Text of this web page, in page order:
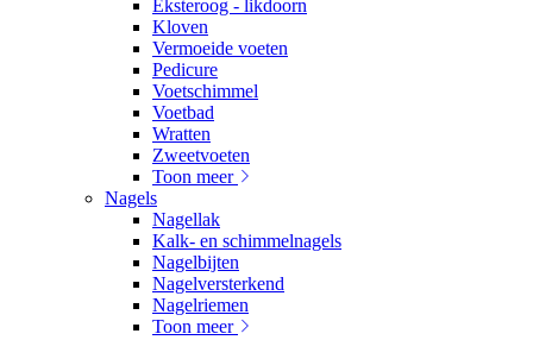
Eksteroog - likdoorn
Kloven
Vermoeide voeten
Pedicure
Voetschimmel
Voetbad
Wratten
Zweetvoeten
Toon meer
Nagels
Nagellak
Kalk- en schimmelnagels
Nagelbijten
Nagelversterkend
Nagelriemen
Toon meer